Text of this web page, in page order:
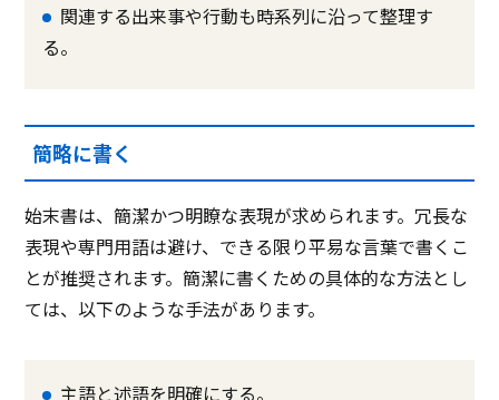
関連する出来事や行動も時系列に沿って整理す
る。
簡略に書く
始末書は、簡潔かつ明瞭な表現が求められます。冗長な
表現や専門用語は避け、できる限り平易な言葉で書くこ
とが推奨されます。簡潔に書くための具体的な方法とし
ては、以下のような手法があります。
主語と述語を明確にする。